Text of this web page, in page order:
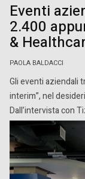
Eventi
2.400
&
PAOLA BALDACCI
Gli eventi aziendali
interim”, nel
Dall’intervista con